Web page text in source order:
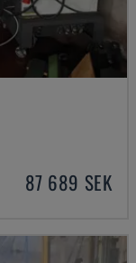
87 689 SEK